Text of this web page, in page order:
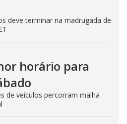
deve terminar na madrugada de
horário para
de veículos percorram malha